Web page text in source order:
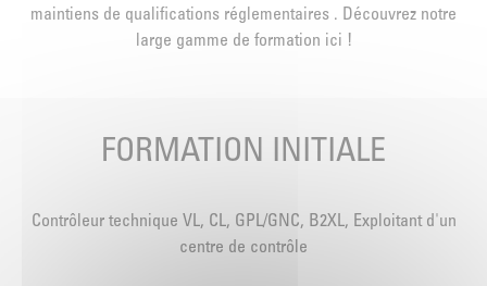
maintiens de qualifications réglementaires . Découvrez notre
large gamme de formation ici !
FORMATION INITIALE
Contrôleur technique VL, CL, GPL/GNC, B2XL, Exploitant d'un
centre de contrôle